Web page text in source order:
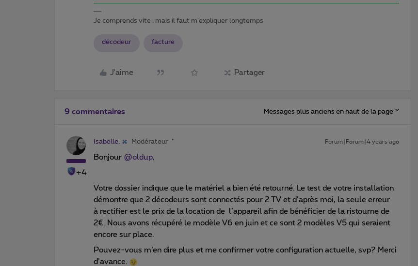
Je comprends vite , mais il faut m'expliquer longtemps
décodeur facture
J'aime Partager
9 commentaires Messages plus anciens en haut de la page
+4
Isabelle. Modérateur Forum|Forum|4 years ago
Bonjour @oldup,
Votre dossier indique que le matériel a bien été retourné. Le test de votre installation
démontre que 2 décodeurs sont connectés pour 2 TV et d’après moi, la seule erreur
à rectifier est le prix de la location de l’appareil afin de bénéficier de la ristourne de
2€. Nous avons récupéré le modèle V6 en juin et ce sont 2 modèles V5 qui seraient
encore sur place.
Pouvez-vous m’en dire plus et me confirmer votre configuration actuelle, svp? Merci
d’avance.